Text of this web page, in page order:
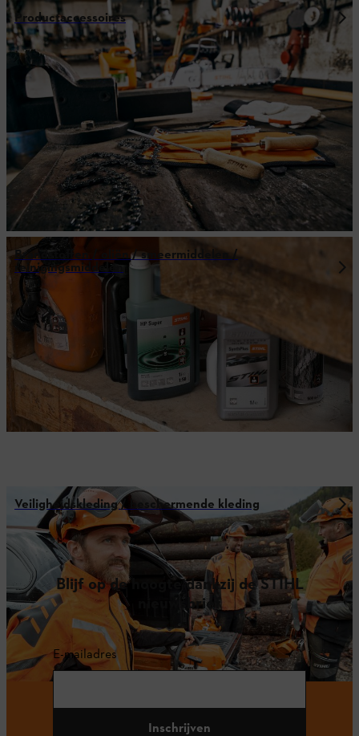
Productaccessoires
Brandstoffen / oliën / smeermiddelen /
reinigingsmiddelen
Veiligheidskleding / beschermende kleding
Blijf op de hoogte dankzij de STIHL
nieuwsbrief
E-mailadres
Inschrijven